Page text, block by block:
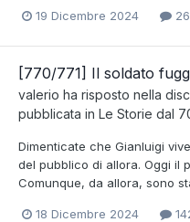
19 Dicembre 2024
[770/771] Il soldato
valerio ha risposto nella
pubblicata in Le Storie dal
Dimenticate che Gianluigi
del pubblico di allora. Oggi il
Comunque, da allora, sono
18 Dicembre 2024